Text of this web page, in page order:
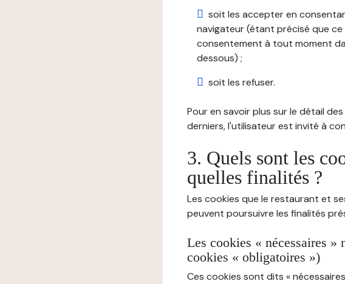
soit les accepter en
navigateur (étant précisé que
consentement à tout moment
dessous) ;
soit les refuser.
Pour en savoir plus sur le détail
derniers, l'utilisateur est invité à
3. Quels sont les
quelles finalités ?
Les cookies que le restaurant et
peuvent poursuivre les finalités
Les cookies « nécessaires
cookies « obligatoires »)
Ces cookies sont dits «